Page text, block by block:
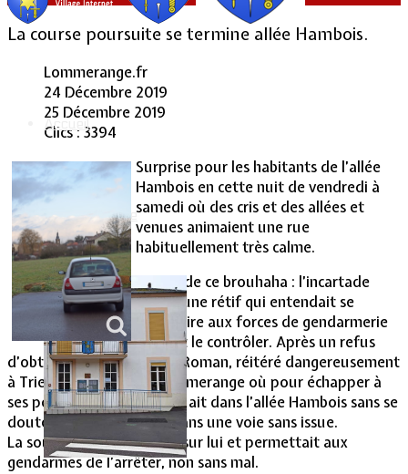
Accueil
Vie Municipale
La course poursuite se termine allée Hambois.
Lommerange.fr
24 Décembre 2019
25 Décembre 2019
Clics : 3394
Surprise pour les habitants de l’allée
Hambois en cette nuit de vendredi à
samedi où des cris et des allées et
venues animaient une rue
habituellement très calme.
Raison de ce brouhaha : l’incartade
d’un jeune rétif qui entendait se
soustraire aux forces de gendarmerie
voulant le contrôler. Après un refus
d’obtempérer à Audun le Roman, réitéré dangereusement
à Trieux, il fuyait vers Lommerange où pour échapper à
ses poursuivants, il bifurquait dans l’allée Hambois sans se
douter qu’il s’engageait dans une voie sans issue.
La souricière se refermait sur lui et permettait aux
gendarmes de l’arrêter, non sans mal.